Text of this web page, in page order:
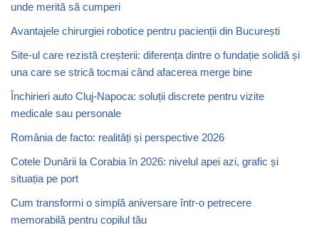
unde merită să cumperi
Avantajele chirurgiei robotice pentru pacienții din București
Site-ul care rezistă creșterii: diferența dintre o fundație solidă și
una care se strică tocmai când afacerea merge bine
Închirieri auto Cluj-Napoca: soluții discrete pentru vizite
medicale sau personale
România de facto: realități și perspective 2026
Cotele Dunării la Corabia în 2026: nivelul apei azi, grafic și
situația pe port
Cum transformi o simplă aniversare într-o petrecere
memorabilă pentru copilul tău